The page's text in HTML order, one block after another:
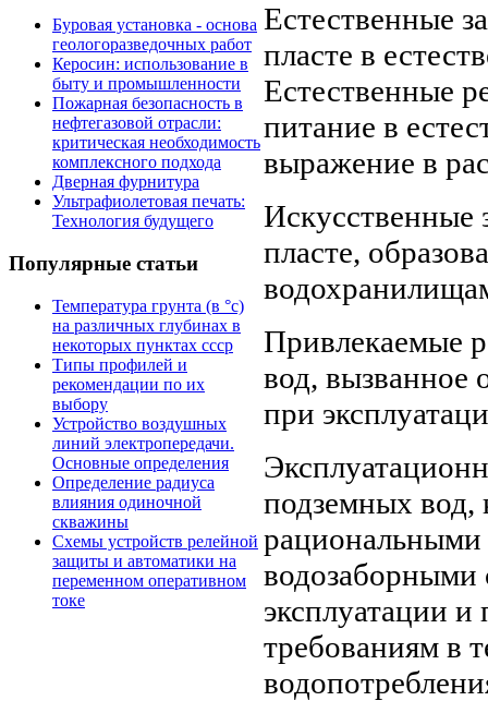
Буровая установка - основа
геологоразведочных работ
Керосин: использование в
быту и промышленности
Пожарная безопасность в
нефтегазовой отрасли:
критическая необходимость
комплексного подхода
Дверная фурнитура
Ультрафиолетовая печать:
Технология будущего
Популярные статьи
Температура грунта (в °с)
на различных глубинах в
некоторых пунктах ссср
Типы профилей и
рекомендации по их
выбору
Устройство воздушных
линий электропередачи.
Основные определения
Определение радиуса
влияния одиночной
скважины
Схемы устройств релейной
защиты и автоматики на
переменном оперативном
токе
Естественные
пласте в
Естественные
питание в
выражение в
Искусственные
пласте,
Привлекаемые
вод, вызванное
при
подземных вод,
эксплуатации
требованиям в